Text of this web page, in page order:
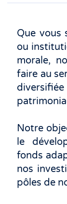
Que vous
ou
morale,
faire au
Notre
le
fonds
nos
pôles de